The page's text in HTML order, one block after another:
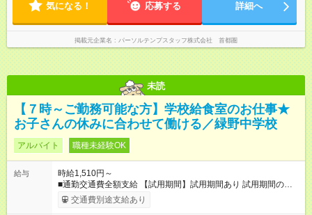
気になる！ 応募する 詳細へ
掲載元企業名 パーソルテンプスタッフ株式会社 首都圏
未読
【７時～ご勤務可能な方】学校給食室のお仕事★
お子さんの休みに合わせて働ける／緑野中学校
アルバイト 職種未経験OK
給与
時給1,510円～
■通勤交通費全額支給 【試用期間】試用期間あり 試用期間の長
さ：3ヶ月 雇用形態、給与は本採用時と同じです。
交通費別途支給あり